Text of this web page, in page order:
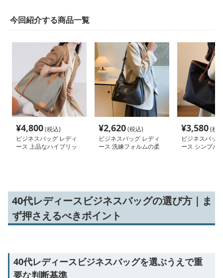
今回紹介する商品一覧
¥4,800(税込)
ビジネスバッグ レディ
ース 上品なハイブリッ
¥2,620(税込)
ビジネスバッグ レディ
ース 洗練フォルムの柔
¥3,580(税
ビジネスバッ
ース シンプル
40代レディースビジネスバッグの選び方｜ま
ず押さえるべきポイント
40代レディースビジネスバッグを選ぶうえで重
要な判断基準